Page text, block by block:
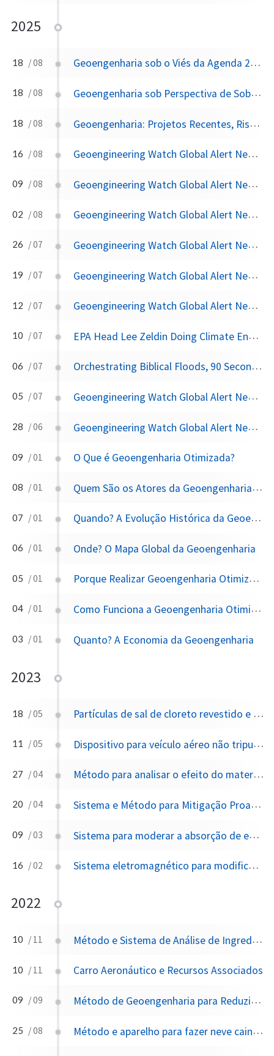
2025
18 / 08 Geoengenharia sob o Viés da Agenda 2030: Integração aos ODS
18 / 08 Geoengenharia sob Perspectiva de Soberania Nacional e Viés Conservador
18 / 08 Geoengenharia: Projetos Recentes, Riscos e Implicações Globais
16 / 08 Geoengineering Watch Global Alert News, August 16, 2025,
09 / 08 Geoengineering Watch Global Alert News, August 9, 2025,
02 / 08 Geoengineering Watch Global Alert News, August 2, 2025,
26 / 07 Geoengineering Watch Global Alert News, July 26, 2025,
19 / 07 Geoengineering Watch Global Alert News, July 19, 2025,
12 / 07 Geoengineering Watch Global Alert News, July 12, 2025,
10 / 07 EPA Head Lee Zeldin Doing Climate Engineering Awareness Damage Control
06 / 07 Orchestrating Biblical Floods, 90 Second Alert
05 / 07 Geoengineering Watch Global Alert News, July 5, 2025,
28 / 06 Geoengineering Watch Global Alert News, June 28, 2025,
09 / 01 O Que é Geoengenharia Otimizada?
08 / 01 Quem São os Atores da Geoengenharia Otimizada?
07 / 01 Quando? A Evolução Histórica da Geoengenharia
06 / 01 Onde? O Mapa Global da Geoengenharia
05 / 01 Porque Realizar Geoengenharia Otimizada?
04 / 01 Como Funciona a Geoengenharia Otimizada?
03 / 01 Quanto? A Economia da Geoengenharia
2023
18 / 05 Partículas de sal de cloreto revestido e métodos de fabricação e uso das mesmas
11 / 05 Dispositivo para veículo aéreo não tripulado implantar uma bomba catalítica de chuva
27 / 04 Método para analisar o efeito do material de semeadura higroscópico pulverizado na concentração de aerossol no solo por meio de experimento de semeadura de nuvens transportadas pelo ar
20 / 04 Sistema e Método para Mitigação Proativa e Reversível de Tempestades/Furacões/Tufões/Ciclones
09 / 03 Sistema para moderar a absorção de energia na superfície da Terra com uma rede de forçamento programável de painéis de controle climático
16 / 02 Sistema eletromagnético para modificar o clima
2022
10 / 11 Método e Sistema de Análise de Ingredientes de Chuva Artificial para Verificação do Efeito de Semeadura de Nuvens
10 / 11 Carro Aeronáutico e Recursos Associados
09 / 09 Método de Geoengenharia para Reduzir a Radiação Solar
25 / 08 Método e aparelho para fazer neve caindo